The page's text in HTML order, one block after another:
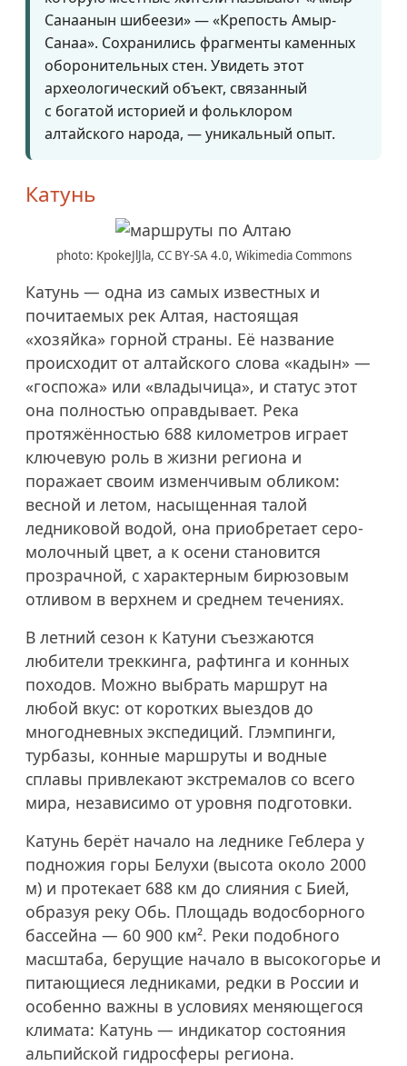
Санаанын шибеези» — «Крепость Амыр-
Санаа». Сохранились фрагменты каменных
оборонительных стен. Увидеть этот
археологический объект, связанный
с богатой историей и фольклором
алтайского народа, — уникальный опыт.
Катунь
photo: KpokeJlJla, CC BY-SA 4.0, Wikimedia Commons
Катунь — одна из самых известных и
почитаемых рек Алтая, настоящая
«хозяйка» горной страны. Её название
происходит от алтайского слова «кадын» —
«госпожа» или «владычица», и статус этот
она полностью оправдывает. Река
протяжённостью 688 километров играет
ключевую роль в жизни региона и
поражает своим изменчивым обликом:
весной и летом, насыщенная талой
ледниковой водой, она приобретает серо-
молочный цвет, а к осени становится
прозрачной, с характерным бирюзовым
отливом в верхнем и среднем течениях.
В летний сезон к Катуни съезжаются
любители треккинга, рафтинга и конных
походов. Можно выбрать маршрут на
любой вкус: от коротких выездов до
многодневных экспедиций. Глэмпинги,
турбазы, конные маршруты и водные
сплавы привлекают экстремалов со всего
мира, независимо от уровня подготовки.
Катунь берёт начало на леднике Геблера у
подножия горы Белухи (высота около 2000
м) и протекает 688 км до слияния с Бией,
образуя реку Обь. Площадь водосборного
бассейна — 60 900 км². Реки подобного
масштаба, берущие начало в высокогорье и
питающиеся ледниками, редки в России и
особенно важны в условиях меняющегося
климата: Катунь — индикатор состояния
альпийской гидросферы региона.